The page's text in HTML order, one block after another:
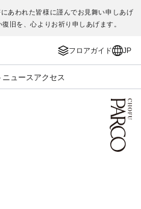
あわれた皆様に謹んでお見舞い申しあげ
旧を、心よりお祈り申しあげます。
フロアガイド JP
ニュース アクセス